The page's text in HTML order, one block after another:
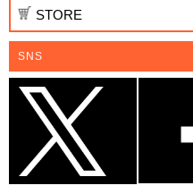
STORE
SNS